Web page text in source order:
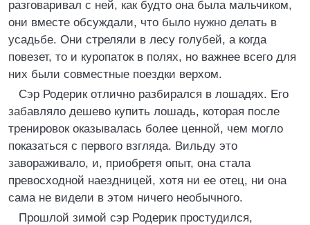
разговаривал с ней, как будто она была мальчиком,
они вместе обсуждали, что было нужно делать в
усадьбе. Они стреляли в лесу голубей, а когда
повезет, то и куропаток в полях, но важнее всего для
них были совместные поездки верхом.
Сэр Родерик отлично разбирался в лошадях. Его
забавляло дешево купить лошадь, которая после
тренировок оказывалась более ценной, чем могло
показаться с первого взгляда. Вильду это
завораживало, и, приобретя опыт, она стала
превосходной наездницей, хотя ни ее отец, ни она
сама не видели в этом ничего необычного.
Прошлой зимой сэр Родерик простудился,